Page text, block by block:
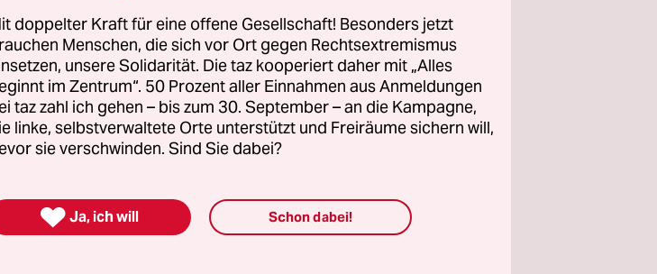
doppelter Kraft für eine offene Gesellschaft! Besonders jetzt
Menschen, die sich vor Ort gegen Rechtsextremismus
unsere Solidarität. Die taz kooperiert daher mit „Alles
im Zentrum“. 50 Prozent aller Einnahmen aus Anmeldungen
taz zahl ich gehen – bis zum 30. September – an die Kampagne,
linke, selbstverwaltete Orte unterstützt und Freiräume sichern will,
sie verschwinden. Sind Sie dabei?
 Ja, ich will Schon dabei!